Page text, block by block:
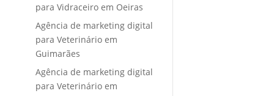
para Vidraceiro em Oeiras
Agência de marketing digital
para Veterinário em
Guimarães
Agência de marketing digital
para Veterinário em